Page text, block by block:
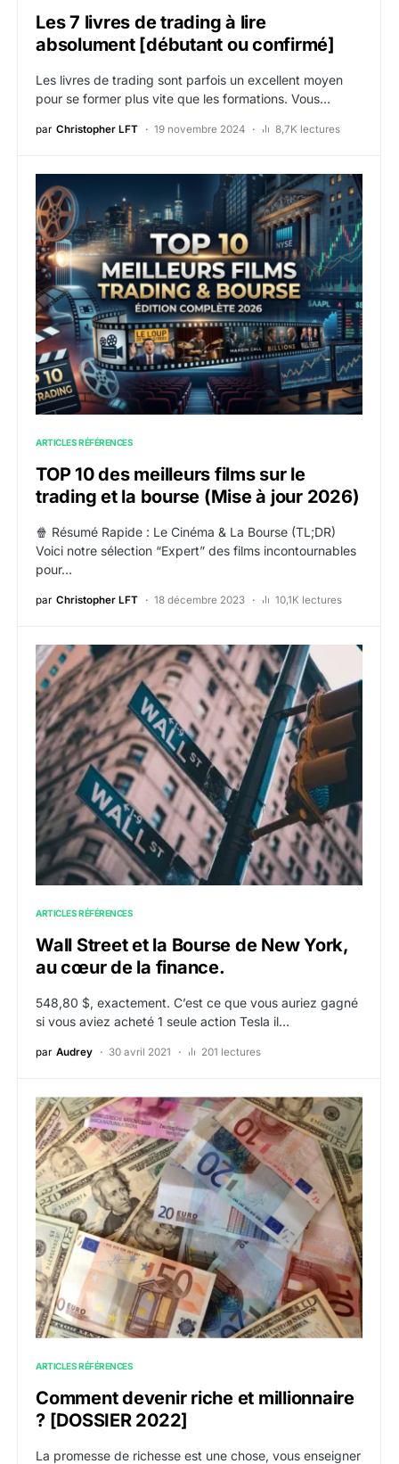
Les 7 livres de trading à lire
absolument [débutant ou confirmé]
Les livres de trading sont parfois un excellent moyen
pour se former plus vite que les formations. Vous…
par Christopher LFT 19 novembre 2024 8,7K lectures
ARTICLES RÉFÉRENCES
TOP 10 des meilleurs films sur le
trading et la bourse (Mise à jour 2026)
🍿 Résumé Rapide : Le Cinéma & La Bourse (TL;DR)
Voici notre sélection “Expert” des films incontournables
pour…
par Christopher LFT 18 décembre 2023 10,1K lectures
ARTICLES RÉFÉRENCES
Wall Street et la Bourse de New York,
au cœur de la finance.
548,80 $, exactement. C’est ce que vous auriez gagné
si vous aviez acheté 1 seule action Tesla il…
par Audrey 30 avril 2021 201 lectures
ARTICLES RÉFÉRENCES
Comment devenir riche et millionnaire
? [DOSSIER 2022]
La promesse de richesse est une chose, vous enseigner